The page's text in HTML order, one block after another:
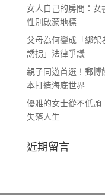
女人自己的房間：女
性別啟蒙地標
父母為何變成「綁架
誘拐」法律爭議
親子同遊首選！郵博
本打造海底世界
優雅的女士從不低頭
失落人生
近期留言